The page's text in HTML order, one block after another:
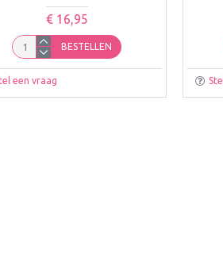
€ 16,95
BESTELLEN
een vraag